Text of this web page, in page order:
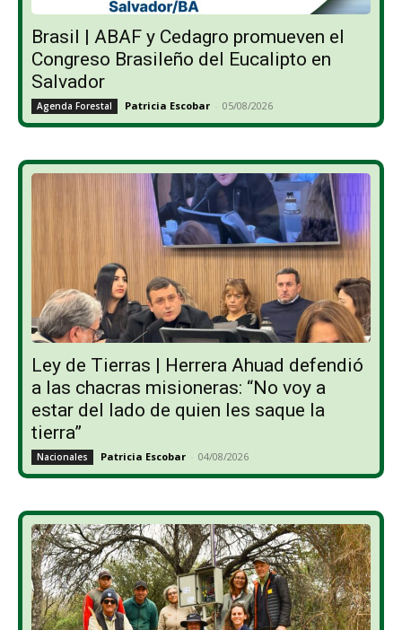
Brasil | ABAF y Cedagro promueven el
Congreso Brasileño del Eucalipto en
Salvador
Agenda Forestal Patricia Escobar - 05/08/2026
Ley de Tierras | Herrera Ahuad defendió
a las chacras misioneras: “No voy a
estar del lado de quien les saque la
tierra”
Nacionales Patricia Escobar - 04/08/2026